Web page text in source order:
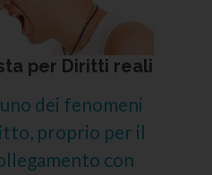
per Diritti reali
dei fenomeni
proprio per il
con